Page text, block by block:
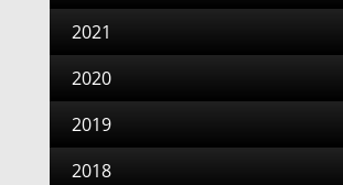
2021
2020
2019
2018